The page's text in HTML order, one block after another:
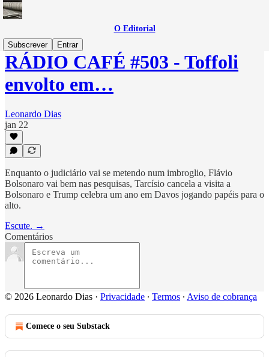
O Editorial
Subscrever
Entrar
RÁDIO CAFÉ #503 - Toffoli
envolto em…
Leonardo Dias
jan 22
Enquanto o judiciário vai se metendo num imbroglio, Flávio
Bolsonaro vai bem nas pesquisas, Tarcísio cancela a visita a
Bolsonaro e Trump celebra um ano em Davos jogando papéis para o
alto.
Escute. →
Comentários
© 2026 Leonardo Dias · Privacidade ∙ Termos ∙ Aviso de cobrança
Comece o seu Substack